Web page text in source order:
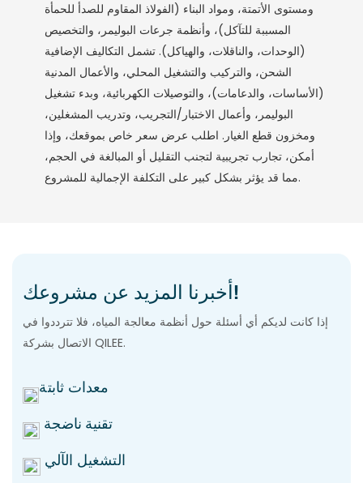
ومستوى الأتمتة، ومواد البناء (الفولاذ المقاوم للصدأ للحمأة
المسببة للتآكل)، وأنظمة جرعات البوليمر، والتخصيص
(الوحدات، والناقلات، والهياكل). تشمل التكاليف الإضافية
الشحن، والتركيب والتشغيل المحلي، والأعمال المدنية
(الأساسات، والدعامات)، والتوصيلات الكهربائية، وبدء تشغيل
البوليمر، وأعمال الاختبار/التجريب، وتدريب المشغلين،
ومخزون قطع الغيار. اطلب عرض سعر خاص بموقعك، وإذا
أمكن، تجارب تجريبية لتجنب التقليل أو المبالغة في الحجم،
مما قد يؤثر بشكل كبير على التكلفة الإجمالية للمشروع.
أخبرنا المزيد عن مشروعك!
إذا كانت لديكم أي أسئلة حول أنظمة معالجة المياه، فلا تترددوا في
الاتصال بشركة QILEE.
معدات ثابتة
تقنية ناضجة
التشغيل الآلي